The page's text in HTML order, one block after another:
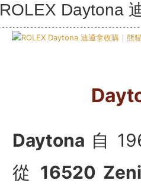
ROLEX Daytona
Daytona 自
從 16520